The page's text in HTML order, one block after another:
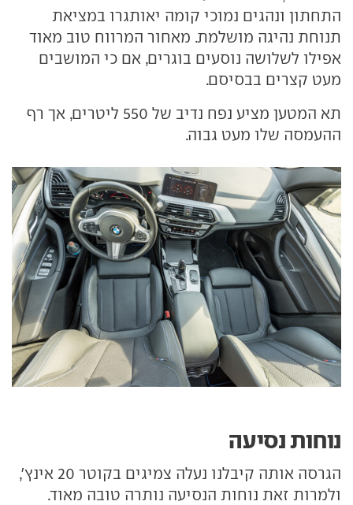
התחתון ונהגים נמוכי קומה יאותגרו במציאת
תנוחת נהיגה מושלמת. מאחור המרווח טוב מאוד
אפילו לשלושה נוסעים בוגרים, אם כי המושבים
מעט קצרים בבסיסם.
תא המטען מציע נפח נדיב של 550 ליטרים, אך רף
ההעמסה שלו מעט גבוה.
נוחות נסיעה
הגרסה אותה קיבלנו נעלה צמיגים בקוטר 20 אינץ',
ולמרות זאת נוחות הנסיעה נותרה טובה מאוד.